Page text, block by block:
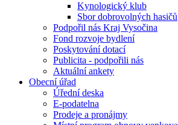
Kynologický klub
Sbor dobrovolných hasičů
Podpořil nás Kraj Vysočina
Fond rozvoje bydlení
Poskytování dotací
Publicita - podpořili nás
Aktuální ankety
Obecní úřad
Úřední deska
E-podatelna
Prodeje a pronájmy